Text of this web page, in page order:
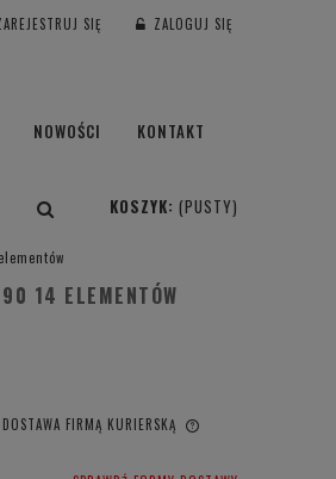
SIĘ ZALOGUJ SIĘ
NOWOŚCI KONTAKT
KOSZYK: (PUSTY)
14 ELEMENTÓW
FIRMĄ KURIERSKĄ